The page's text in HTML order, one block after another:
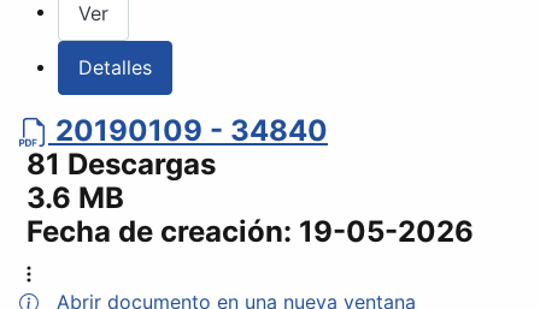
Ver
Detalles
20190109 - 34840
81 Descargas
3.6 MB
Fecha de creación: 19-05-2026
Abrir documento en una nueva ventana